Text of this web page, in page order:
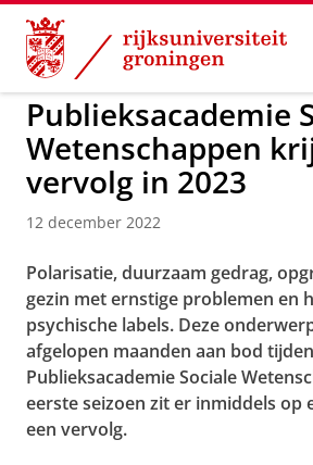
Skip
Content
Skip
Navigation
GMW
Publieksacademie
Wetenschappen
vervolg in 2023
12 december 2022
Polarisatie, duurzaam gedrag,
gezin met ernstige problemen en
psychische labels. Deze
afgelopen maanden aan bod
Publieksacademie Sociale
eerste seizoen zit er inmiddels op
een vervolg.